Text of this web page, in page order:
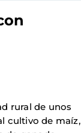
rural de unos
cultivo de maíz,